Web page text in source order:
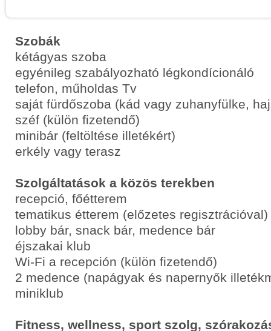
Szobák
kétágyas szoba
egyénileg szabályozható légkondícionáló
telefon, műholdas Tv
saját fürdőszoba (kád vagy zuhanyfülke,
széf (külön fizetendő)
minibár (feltöltése illetékért)
erkély vagy terasz
Szolgáltatások a közös terekben
recepció, főétterem
tematikus étterem (előzetes regisztrációval)
lobby bár, snack bár, medence bár
éjszakai klub
Wi-Fi a recepción (külön fizetendő)
2 medence (napágyak és napernyők
miniklub
Fitness, wellness, sport szolg,